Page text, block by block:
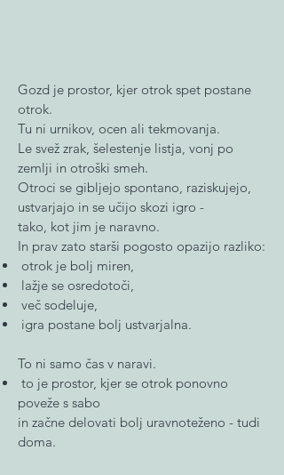
Gozd je prostor, kjer otrok spet postane
otrok.
Tu ni urnikov, ocen ali tekmovanja.
Le svež zrak, šelestenje listja, vonj po
zemlji in otroški smeh.
Otroci se gibljejo spontano, raziskujejo,
ustvarjajo in se učijo skozi igro -
tako, kot jim je naravno.
In prav zato starši pogosto opazijo razliko:
otrok je bolj miren,
lažje se osredotoči,
več sodeluje,
igra postane bolj ustvarjalna.
To ni samo čas v naravi.
to je prostor, kjer se otrok ponovno
poveže s sabo
in začne delovati bolj uravnoteženo - tudi
doma.